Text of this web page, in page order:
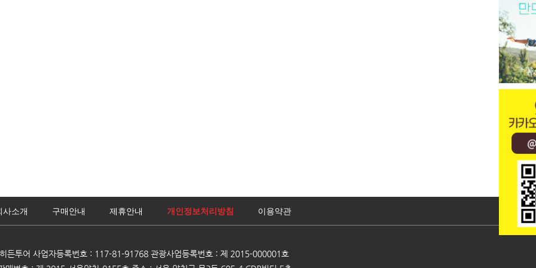
사소개 구매안내 제휴안내 개인정보처리방침 이용약관
든투어 사업자등록번호 : 117-81-91768 관광사업등록번호 : 제 2015-000001호